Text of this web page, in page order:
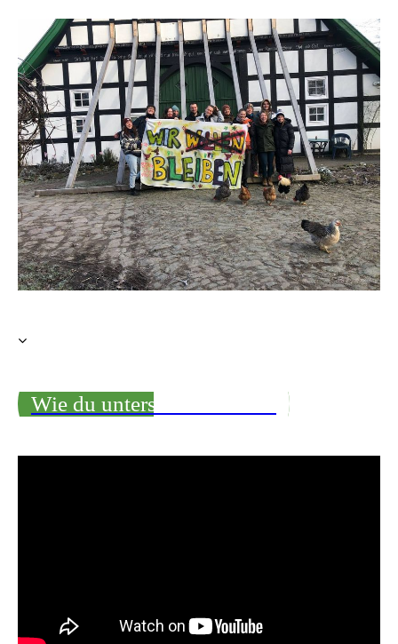
Wie du unterstützen kannst